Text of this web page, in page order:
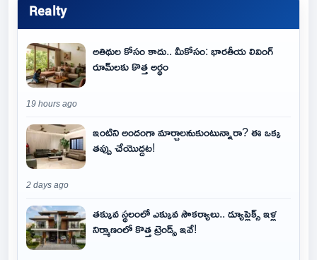
Realty
అతిథుల కోసం కాదు.. మీకోసం: భారతీయ లివింగ్
రూమ్‌లకు కొత్త అర్థం
19 hours ago
ఇంటిని అందంగా మార్చాలనుకుంటున్నారా? ఈ ఒక్క
తప్పు చేయొద్దట!
2 days ago
తక్కువ స్థలంలో ఎక్కువ సౌకర్యాలు.. డ్యూప్లెక్స్ ఇళ్ల
నిర్మాణంలో కొత్త ట్రెండ్స్ ఇవే!